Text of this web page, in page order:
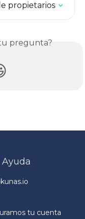
propietarios
pregunta?
tu cuenta